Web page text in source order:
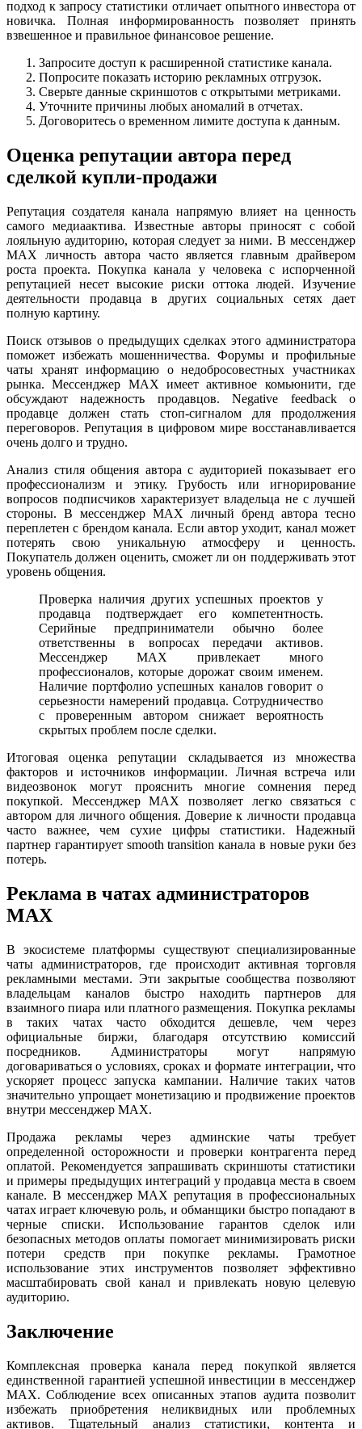
подход к запросу статистики отличает опытного инвестора от
новичка. Полная информированность позволяет принять
взвешенное и правильное финансовое решение.
Запросите доступ к расширенной статистике канала.
Попросите показать историю рекламных отгрузок.
Сверьте данные скриншотов с открытыми метриками.
Уточните причины любых аномалий в отчетах.
Договоритесь о временном лимите доступа к данным.
Оценка репутации автора перед
сделкой купли-продажи
Репутация создателя канала напрямую влияет на ценность
самого медиаактива. Известные авторы приносят с собой
лояльную аудиторию, которая следует за ними. В мессенджер
MAX личность автора часто является главным драйвером
роста проекта. Покупка канала у человека с испорченной
репутацией несет высокие риски оттока людей. Изучение
деятельности продавца в других социальных сетях дает
полную картину.
Поиск отзывов о предыдущих сделках этого администратора
поможет избежать мошенничества. Форумы и профильные
чаты хранят информацию о недобросовестных участниках
рынка. Мессенджер MAX имеет активное комьюнити, где
обсуждают надежность продавцов. Negative feedback о
продавце должен стать стоп-сигналом для продолжения
переговоров. Репутация в цифровом мире восстанавливается
очень долго и трудно.
Анализ стиля общения автора с аудиторией показывает его
профессионализм и этику. Грубость или игнорирование
вопросов подписчиков характеризует владельца не с лучшей
стороны. В мессенджер MAX личный бренд автора тесно
переплетен с брендом канала. Если автор уходит, канал может
потерять свою уникальную атмосферу и ценность.
Покупатель должен оценить, сможет ли он поддерживать этот
уровень общения.
Проверка наличия других успешных проектов у
продавца подтверждает его компетентность.
Серийные предприниматели обычно более
ответственны в вопросах передачи активов.
Мессенджер MAX привлекает много
профессионалов, которые дорожат своим именем.
Наличие портфолио успешных каналов говорит о
серьезности намерений продавца. Сотрудничество
с проверенным автором снижает вероятность
скрытых проблем после сделки.
Итоговая оценка репутации складывается из множества
факторов и источников информации. Личная встреча или
видеозвонок могут прояснить многие сомнения перед
покупкой. Мессенджер MAX позволяет легко связаться с
автором для личного общения. Доверие к личности продавца
часто важнее, чем сухие цифры статистики. Надежный
партнер гарантирует smooth transition канала в новые руки без
потерь.
Реклама в чатах администраторов
MAX
В экосистеме платформы существуют специализированные
чаты администраторов, где происходит активная торговля
рекламными местами. Эти закрытые сообщества позволяют
владельцам каналов быстро находить партнеров для
взаимного пиара или платного размещения. Покупка рекламы
в таких чатах часто обходится дешевле, чем через
официальные биржи, благодаря отсутствию комиссий
посредников. Администраторы могут напрямую
договариваться о условиях, сроках и формате интеграции, что
ускоряет процесс запуска кампании. Наличие таких чатов
значительно упрощает монетизацию и продвижение проектов
внутри мессенджер MAX.
Продажа рекламы через админские чаты требует
определенной осторожности и проверки контрагента перед
оплатой. Рекомендуется запрашивать скриншоты статистики
и примеры предыдущих интеграций у продавца места в своем
канале. В мессенджер MAX репутация в профессиональных
чатах играет ключевую роль, и обманщики быстро попадают в
черные списки. Использование гарантов сделок или
безопасных методов оплаты помогает минимизировать риски
потери средств при покупке рекламы. Грамотное
использование этих инструментов позволяет эффективно
масштабировать свой канал и привлекать новую целевую
аудиторию.
Заключение
Комплексная проверка канала перед покупкой является
единственной гарантией успешной инвестиции в мессенджер
MAX. Соблюдение всех описанных этапов аудита позволит
избежать приобретения неликвидных или проблемных
активов. Тщательный анализ статистики, контента и